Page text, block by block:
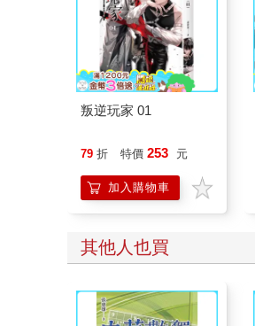
叛逆玩家 01
79 折 特價 253 元
加入購物車
其他人也買